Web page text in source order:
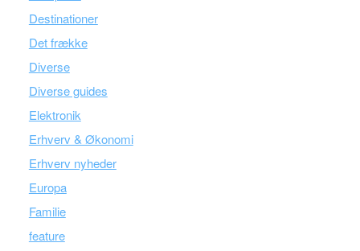
Destinationer
Det frække
Diverse
Diverse guides
Elektronik
Erhverv & Økonomi
Erhverv nyheder
Europa
Familie
feature